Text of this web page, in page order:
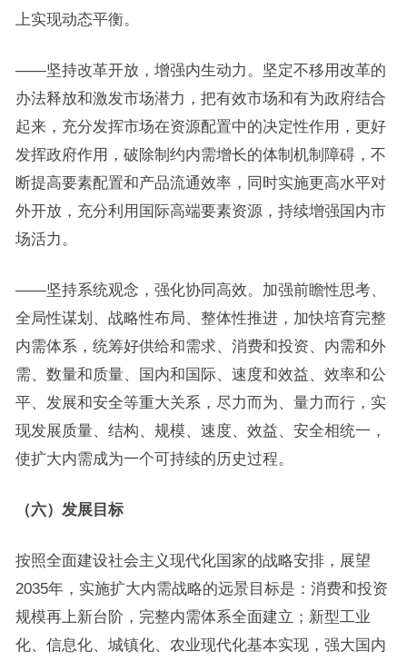
上实现动态平衡。
——坚持改革开放，增强内生动力。坚定不移用改革的
办法释放和激发市场潜力，把有效市场和有为政府结合
起来，充分发挥市场在资源配置中的决定性作用，更好
发挥政府作用，破除制约内需增长的体制机制障碍，不
断提高要素配置和产品流通效率，同时实施更高水平对
外开放，充分利用国际高端要素资源，持续增强国内市
场活力。
——坚持系统观念，强化协同高效。加强前瞻性思考、
全局性谋划、战略性布局、整体性推进，加快培育完整
内需体系，统筹好供给和需求、消费和投资、内需和外
需、数量和质量、国内和国际、速度和效益、效率和公
平、发展和安全等重大关系，尽力而为、量力而行，实
现发展质量、结构、规模、速度、效益、安全相统一，
使扩大内需成为一个可持续的历史过程。
（六）发展目标
按照全面建设社会主义现代化国家的战略安排，展望
2035年，实施扩大内需战略的远景目标是：消费和投资
规模再上新台阶，完整内需体系全面建立；新型工业
化、信息化、城镇化、农业现代化基本实现，强大国内